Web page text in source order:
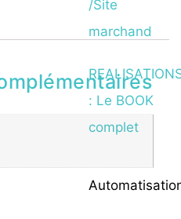
/Site
marchand
: Le BOOK
complet